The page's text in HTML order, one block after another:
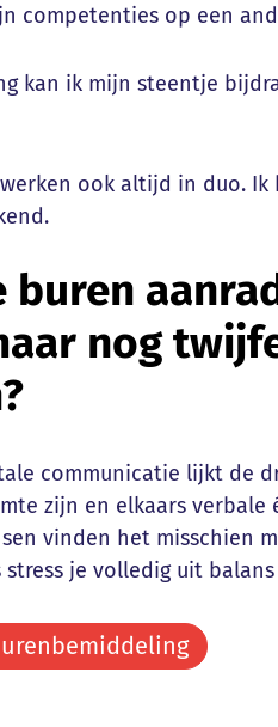
competenties op een
kan ik mijn steentje
ook altijd in duo.
buren
nog
communicatie lijkt de
zijn en elkaars
vinden het misschien
je volledig uit